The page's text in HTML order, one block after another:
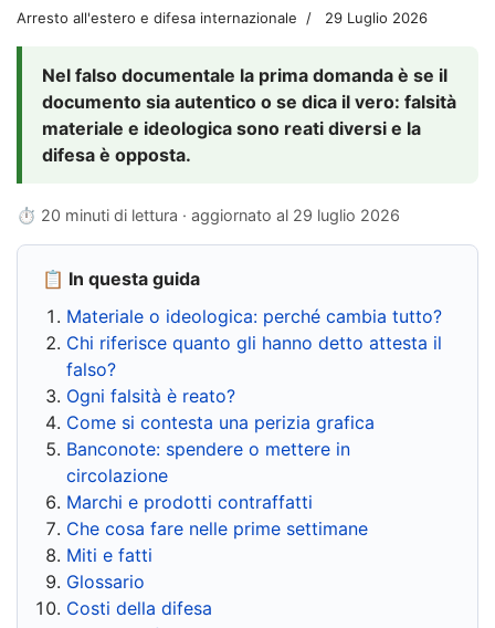
Arresto all'estero e difesa internazionale 29 Luglio 2026
Nel falso documentale la prima domanda è se il
documento sia autentico o se dica il vero: falsità
materiale e ideologica sono reati diversi e la
difesa è opposta.
⏱ 20 minuti di lettura · aggiornato al 29 luglio 2026
📋 In questa guida
Materiale o ideologica: perché cambia tutto?
Chi riferisce quanto gli hanno detto attesta il
falso?
Ogni falsità è reato?
Come si contesta una perizia grafica
Banconote: spendere o mettere in
circolazione
Marchi e prodotti contraffatti
Che cosa fare nelle prime settimane
Miti e fatti
Glossario
Costi della difesa